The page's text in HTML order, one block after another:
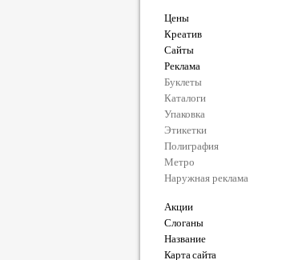
Цены
Креатив
Сайты
Реклама
Буклеты
Каталоги
Упаковка
Этикетки
Полиграфия
Метро
Наружная реклама
Акции
Слоганы
Название
Карта сайта